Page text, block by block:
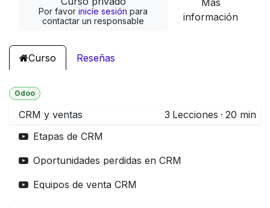
Por favorinicíe sesión para
contactar un responsable
Más
información
Curso Reseñas
Odoo
CRM y ventas 3 Lecciones · 20 min
Etapas de CRM
Oportunidades perdidas en CRM
Equipos de venta CRM